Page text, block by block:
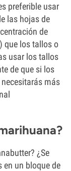
preferible usar
las hojas de
de
que los tallos o
usar los tallos
de que si los
más
¿Se
en un bloque de